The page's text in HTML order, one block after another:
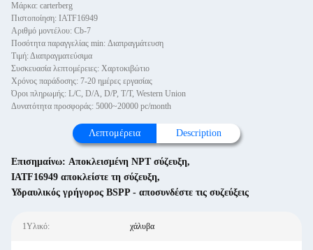
Μάρκα: carterberg
Πιστοποίηση: IATF16949
Αριθμό μοντέλου: Cb-7
Ποσότητα παραγγελίας min: Διαπραγμάτευση
Τιμή: Διαπραγματεύσιμα
Συσκευασία λεπτομέρειες: Χαρτοκιβώτιο
Χρόνος παράδοσης: 7-20 ημέρες εργασίας
Όροι πληρωμής: L/C, D/A, D/P, T/T, Western Union
Δυνατότητα προσφοράς: 5000~20000 pc/month
Λεπτομέρεια Description
Επισημαίνω: Αποκλεισμένη NPT σύζευξη,
IATF16949 αποκλείστε τη σύζευξη,
Υδραυλικός γρήγορος BSPP - αποσυνδέστε τις συζεύξεις
1Υλικό: χάλυβα